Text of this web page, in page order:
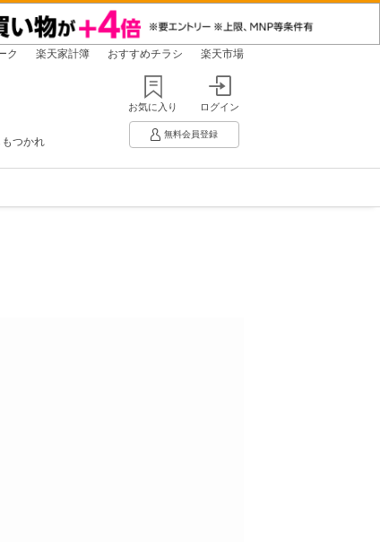
ク 楽天家計簿 おすすめチラシ 楽天市場
もつかれ
お気に入り ログイン
無料会員登録